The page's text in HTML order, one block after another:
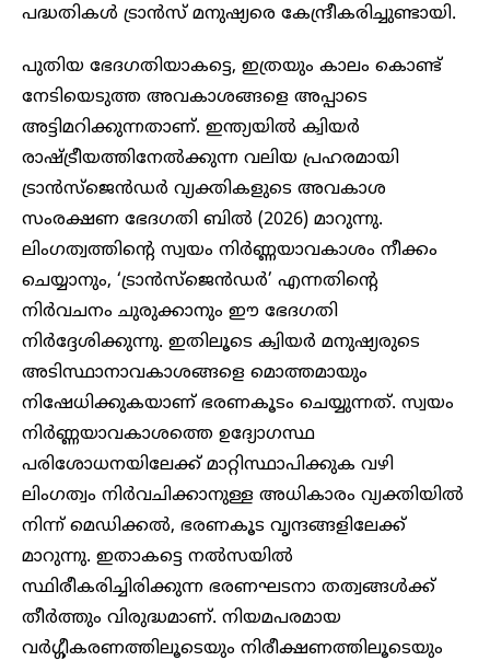
പദ്ധതികൾ ട്രാൻസ് മനുഷ്യരെ കേന്ദ്രീകരിച്ചുണ്ടായി.
പുതിയ ഭേദഗതിയാകട്ടെ, ഇത്രയും കാലം കൊണ്ട്
നേടിയെടുത്ത അവകാശങ്ങളെ അപ്പാടെ
അട്ടിമറിക്കുന്നതാണ്. ഇന്ത്യയിൽ ക്വിയർ
രാഷ്ട്രീയത്തിനേൽക്കുന്ന വലിയ പ്രഹരമായി
ട്രാൻസ്‌ജെൻഡർ വ്യക്തികളുടെ അവകാശ
സംരക്ഷണ ഭേദഗതി ബിൽ (2026) മാറുന്നു.
ലിംഗത്വത്തിൻ്റെ സ്വയം നിർണ്ണയാവകാശം നീക്കം
ചെയ്യാനും, ‘ട്രാൻസ്‌ജെൻഡർ’ എന്നതിന്റെ
നിർവചനം ചുരുക്കാനും ഈ ഭേദഗതി
നിർദ്ദേശിക്കുന്നു. ഇതിലൂടെ ക്വിയർ മനുഷ്യരുടെ
അടിസ്ഥാനാവകാശങ്ങളെ മൊത്തമായും
നിഷേധിക്കുകയാണ് ഭരണകൂടം ചെയ്യുന്നത്. സ്വയം
നിർണ്ണയാവകാശത്തെ ഉദ്യോഗസ്ഥ
പരിശോധനയിലേക്ക് മാറ്റിസ്ഥാപിക്കുക വഴി
ലിംഗത്വം നിർവചിക്കാനുള്ള അധികാരം വ്യക്തിയിൽ
നിന്ന് മെഡിക്കൽ, ഭരണകൂട വൃന്ദങ്ങളിലേക്ക്
മാറുന്നു. ഇതാകട്ടെ നൽസയിൽ
സ്ഥിരീകരിച്ചിരിക്കുന്ന ഭരണഘടനാ തത്വങ്ങൾക്ക്
തീർത്തും വിരുദ്ധമാണ്. നിയമപരമായ
വർഗ്ഗീകരണത്തിലൂടെയും നിരീക്ഷണത്തിലൂടെയും